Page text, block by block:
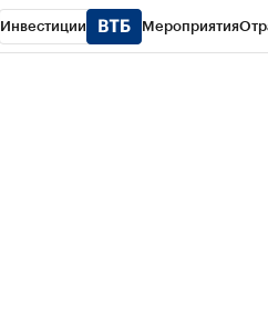
Инвестиции Мероприятия